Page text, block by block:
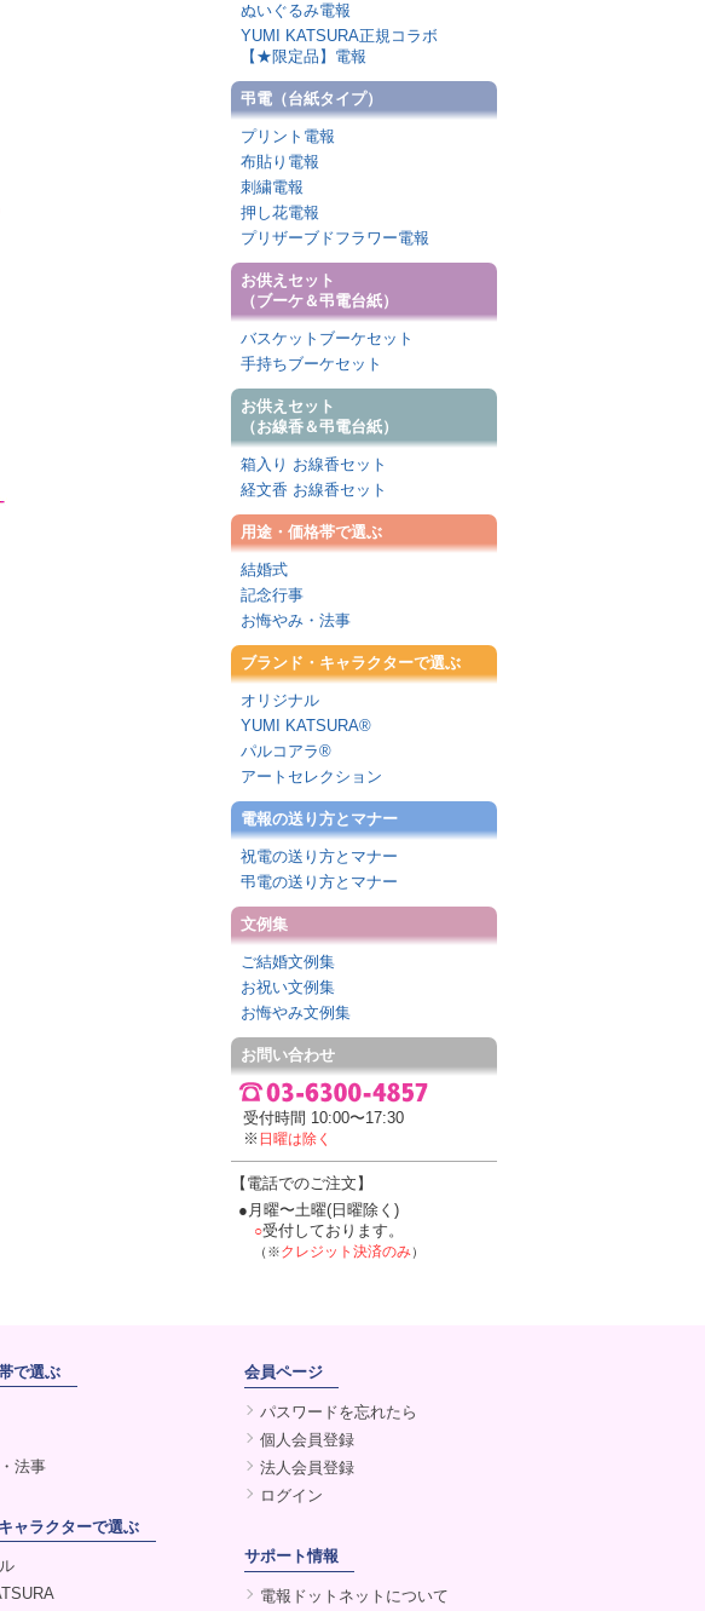
ぬいぐるみ電報
YUMI KATSURA正規コラボ
【★限定品】電報
弔電（台紙タイプ）
プリント電報
布貼り電報
刺繍電報
押し花電報
プリザーブドフラワー電報
お供えセット
（ブーケ＆弔電台紙）
バスケットブーケセット
手持ちブーケセット
お供えセット
（お線香＆弔電台紙）
箱入り お線香セット
経文香 お線香セット
用途・価格帯で選ぶ
結婚式
記念行事
お悔やみ・法事
ブランド・キャラクターで選ぶ
オリジナル
YUMI KATSURA®
パルコアラ®
アートセレクション
電報の送り方とマナー
祝電の送り方とマナー
弔電の送り方とマナー
文例集
ご結婚文例集
お祝い文例集
お悔やみ文例集
お問い合わせ
受付時間 10:00〜17:30
※ 日曜は除く
【電話でのご注文】
●月曜〜土曜(日曜除く)
○受付しております。
（※クレジット決済のみ）
で選ぶ
法事
ャラクターで選ぶ
会員ページ
パスワードを忘れたら
個人会員登録
法人会員登録
ログイン
サポート情報
電報ドットネットについて